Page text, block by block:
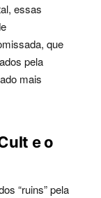
essas
que
pela
mais
e o
“ruins” pela